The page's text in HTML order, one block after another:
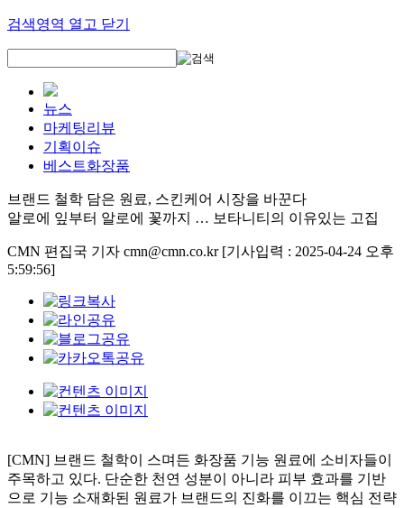
검색영역 열고 닫기
뉴스
마케팅리뷰
기획이슈
베스트화장품
브랜드 철학 담은 원료, 스킨케어 시장을 바꾼다
알로에 잎부터 알로에 꽃까지 … 보타니티의 이유있는 고집
CMN 편집국 기자 cmn@cmn.co.kr [기사입력 : 2025-04-24 오후
5:59:56]
[CMN] 브랜드 철학이 스며든 화장품 기능 원료에 소비자들이
주목하고 있다. 단순한 천연 성분이 아니라 피부 효과를 기반
으로 기능 소재화된 원료가 브랜드의 진화를 이끄는 핵심 전략